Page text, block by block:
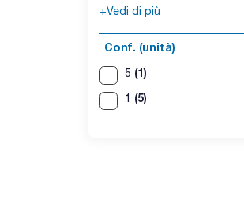
+Vedi di più
Conf. (unità)
5 (1)
1 (5)